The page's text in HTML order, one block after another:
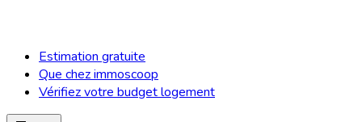
Estimation gratuite
Que chez immoscoop
Vérifiez votre budget logement